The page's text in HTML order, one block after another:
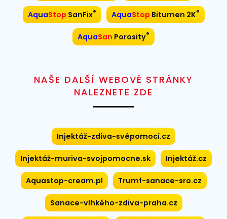
AquaStop SanFix® AquaStop Bitumen 2K®
AquaSan Porosity®
NAŠE DALŠÍ WEBOVÉ STRÁNKY
NALEZNETE ZDE
Injektáž-zdiva-svépomocí.cz
Injektáž-muriva-svojpomocne.sk Injektáž.cz
Aquastop-cream.pl Trumf-sanace-sro.cz
Sanace-vlhkého-zdiva-praha.cz